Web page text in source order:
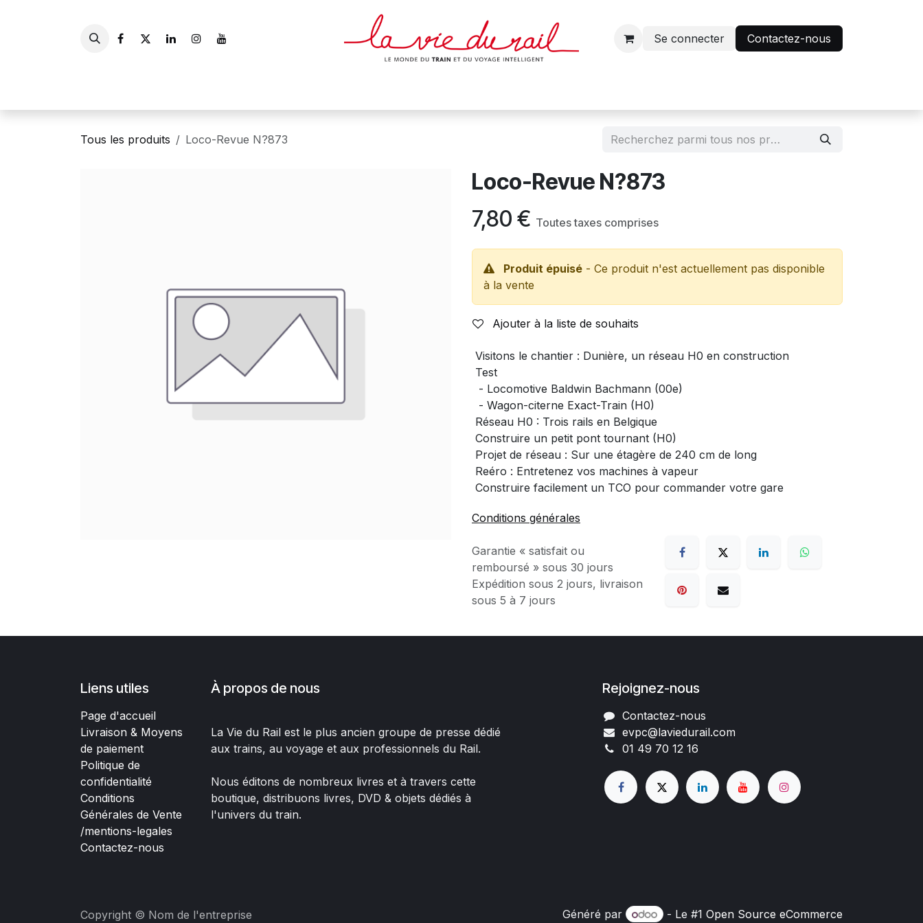
Se connecter Contactez-nous
Tous les produits Loco-Revue N?873
Loco-Revue N?873
7,80 € Toutes taxes comprises
Produit épuisé - Ce produit n'est actuellement pas disponible
à la vente
Ajouter à la liste de souhaits
 Visitons le chantier : Dunière, un réseau H0 en construction
 Test
- Locomotive Baldwin Bachmann (00e)
- Wagon-citerne Exact-Train (H0)
 Réseau H0 : Trois rails en Belgique
 Construire un petit pont tournant (H0)
 Projet de réseau : Sur une étagère de 240 cm de long
 Reéro : Entretenez vos machines à vapeur
 Construire facilement un TCO pour commander votre gare
Conditions générales
Garantie « satisfait ou
remboursé » sous 30 jours
Expédition sous 2 jours, livraison
sous 5 à 7 jours
Liens utiles
Page d'accueil
Livraison & Moyens
de paiement
Politique de
confidentialité
Conditions
Générales de Vente
/mentions-legales
Contactez-nous
À propos de nous
La Vie du Rail est le plus ancien groupe de presse dédié
aux trains, au voyage et aux professionnels du Rail.
Nous éditons de nombreux livres et à travers cette
boutique, distribuons livres, DVD & objets dédiés à
l'univers du train.
Rejoignez-nous
Contactez-nous
evpc@laviedurail.com
01 49 70 12 16
Copyright © Nom de l'entreprise Généré par - Le #1 Open Source eCommerce